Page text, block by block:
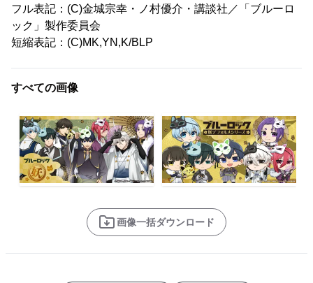
フル表記：(C)金城宗幸・ノ村優介・講談社／「ブルーロ
ック」製作委員会
短縮表記：(C)MK,YN,K/BLP
すべての画像
画像一括ダウンロード